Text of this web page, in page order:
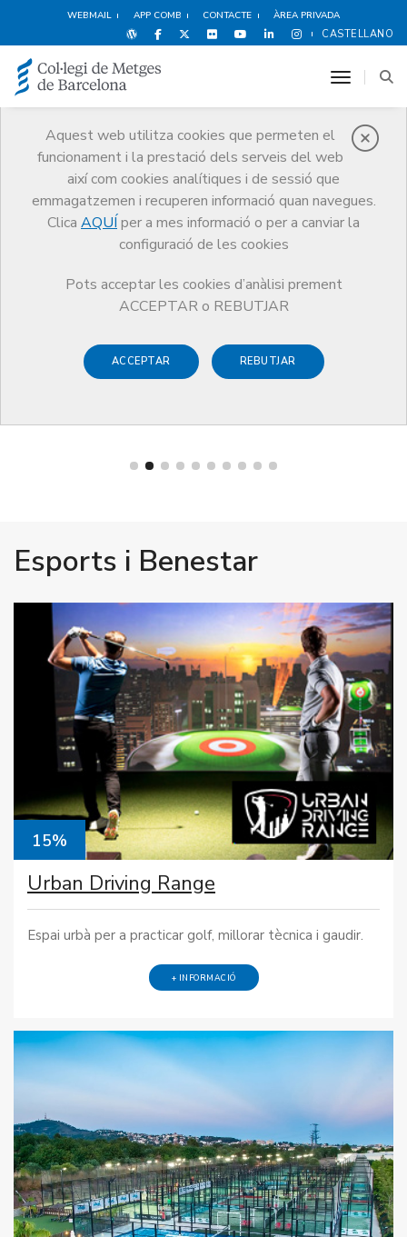
WEBMAIL APP COMB CONTACTE ÀREA PRIVADA
CASTELLANO
Aquest web utilitza cookies que permeten el
funcionament i la prestació dels serveis del web
així com cookies analítiques i de sessió que
emmagatzemen i recuperen informació quan navegues.
Clica AQUÍ per a mes informació o per a canviar la
configuració de les cookies
Pots acceptar les cookies d’anàlisi prement
ACCEPTAR o REBUTJAR
ACCEPTAR REBUTJAR
toggle
Avantatges i
descomptes
Serveis Altres serveis
Avantatges i descomptes
Esports i Benestar
15%
Urban Driving Range
Espai urbà per a practicar golf, millorar tècnica i gaudir.
+ INFORMACIÓ